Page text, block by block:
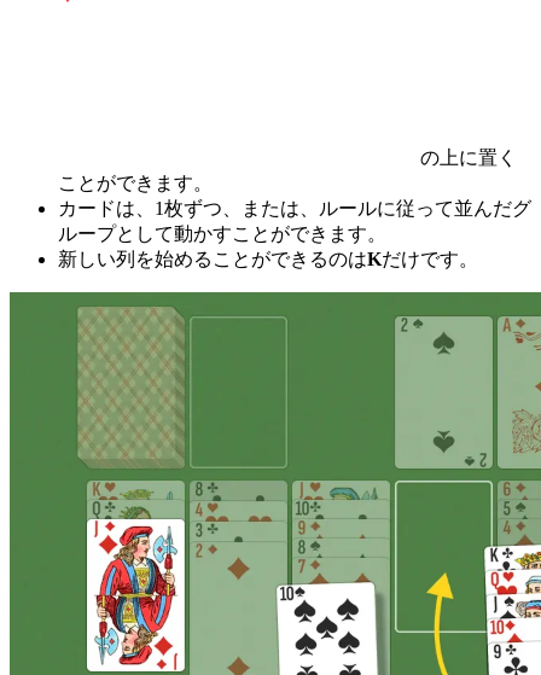
の上に置く
ことができます。
カードは、1枚ずつ、または、ルールに従って並んだグ
ループとして動かすことができます。
新しい列を始めることができるのはKだけです。